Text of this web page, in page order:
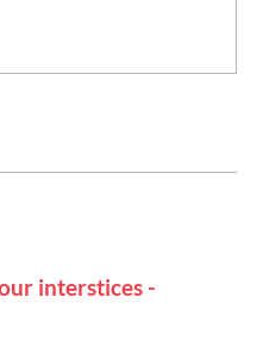
interstices -